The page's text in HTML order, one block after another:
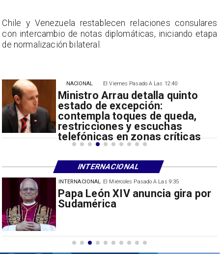
El Miércoles Pasado A Las 9:35
China restringe exportación de
drones a EEUU y sanciona
INTERNACIONAL
El Viernes Pasado A Las 12:40
Ministro Arrau detalla quinto
estado de excepción:
contempla toques de queda,
restricciones y escuchas
telefónicas en zonas críticas
NACIONAL
Chile y Venezuela restablecen relaciones consulares
con intercambio de notas diplomáticas, iniciando etapa
de normalización bilateral.
INTERNACIONAL